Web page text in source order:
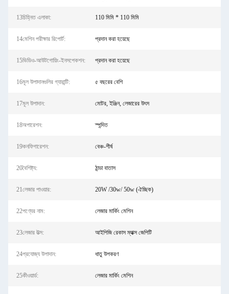
13চিহ্নিত এলাকা: 110 মিমি * 110 মিমি
14মেশিন পরীক্ষার রিপোর্ট: প্রদান করা হয়েছে
15ভিডিও-আউটগোয়িং-ইনসপেকশন: প্রদান করা হয়েছে
16মূল উপাদানগুলির গ্যারান্টি: ৫ বছরের বেশি
17মূল উপাদান: মোটর, ইঞ্জিন, লেজারের উৎস
18অপারেশন: স্পন্দিত
19কনফিগারেশন: বেঞ্চ-শীর্ষ
20বৈশিষ্ট্য: ঠান্ডা বাতাস
21লেজার পাওয়ার: 20W /30w/ 50w (ঐচ্ছিক)
22পণ্যের নাম: লেজার মার্কিং মেশিন
23লেজার উত্স: আইপিজি রেকাস ম্যাক্স জেপিটি
24প্রযোজ্য উপাদান: ধাতু উপকরণ
25কীওয়ার্ড: লেজার মার্কিং মেশিন